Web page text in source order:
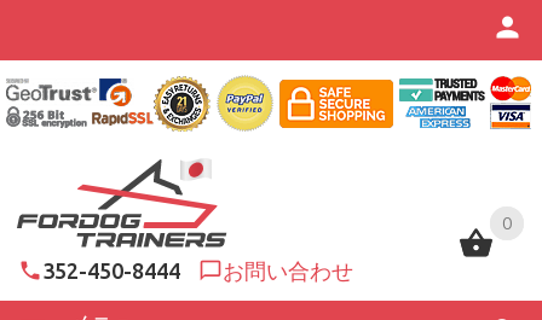
0
352-450-8444 お問い合わせ
0